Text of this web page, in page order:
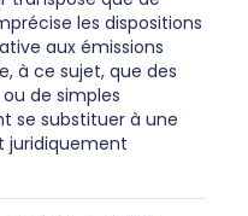
les dispositions
aux émissions
à ce sujet, que des
de simples
se substituer à une
juridiquement